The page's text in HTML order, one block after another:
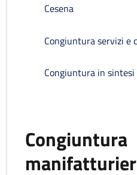
Cesena
Congiuntura servizi e
Congiuntura in sintesi
Congiuntura